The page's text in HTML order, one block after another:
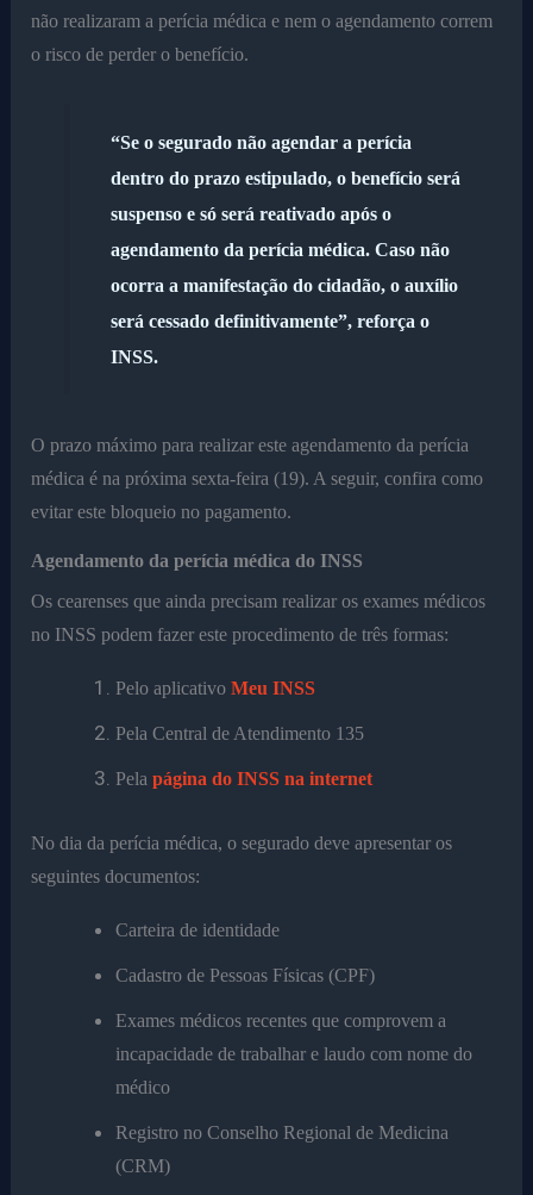
não realizaram a perícia médica e nem o agendamento correm
o risco de perder o benefício.
“Se o segurado não agendar a perícia
dentro do prazo estipulado, o benefício será
suspenso e só será reativado após o
agendamento da perícia médica. Caso não
ocorra a manifestação do cidadão, o auxílio
será cessado definitivamente”, reforça o
INSS.
O prazo máximo para realizar este agendamento da perícia
médica é na próxima sexta-feira (19). A seguir, confira como
evitar este bloqueio no pagamento.
Agendamento da perícia médica do INSS
Os cearenses que ainda precisam realizar os exames médicos
no INSS podem fazer este procedimento de três formas:
Pelo aplicativo Meu INSS
Pela Central de Atendimento 135
Pela página do INSS na internet
No dia da perícia médica, o segurado deve apresentar os
seguintes documentos:
Carteira de identidade
Cadastro de Pessoas Físicas (CPF)
Exames médicos recentes que comprovem a
incapacidade de trabalhar e laudo com nome do
médico
Registro no Conselho Regional de Medicina
(CRM)